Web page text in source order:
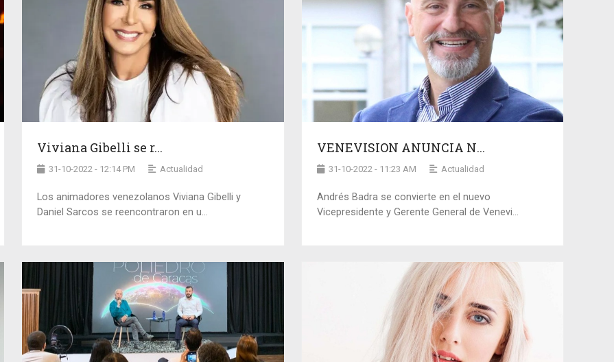
Viviana Gibelli se r...
31-10-2022 - 12:14 PM Actualidad
Los animadores venezolanos Viviana Gibelli y
Daniel Sarcos se reencontraron en u...
VENEVISION ANUNCIA N...
31-10-2022 - 11:23 AM Actualidad
Andrés Badra se convierte en el nuevo
Vicepresidente y Gerente General de Venevi...